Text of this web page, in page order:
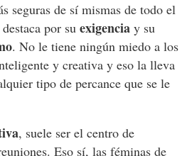
seguras de sí mismas de todo el
por su exigenciay su
. No le tiene ningún miedo a los
y creativa y eso la lleva
tipo de percance que se le
, suele ser el centro de
Eso sí, las féminas de